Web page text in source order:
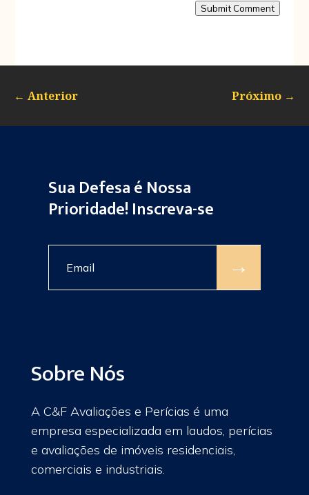
Submit Comment
← Anterior Próximo →
Sua Defesa é Nossa
Prioridade! Inscreva-se
→
Sobre Nós
A C&F Avaliações e Perícias é uma
empresa especializada em laudos, perícias
e avaliações de imóveis residenciais,
comerciais e industriais.